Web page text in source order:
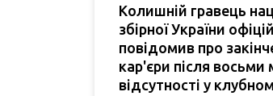
Колишній гравець
збірної України
повідомив про
кар'єри після восьми
відсутності у